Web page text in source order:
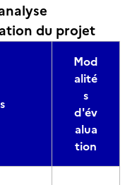
du projet
Mod
alité
s
d'év
alua
tion